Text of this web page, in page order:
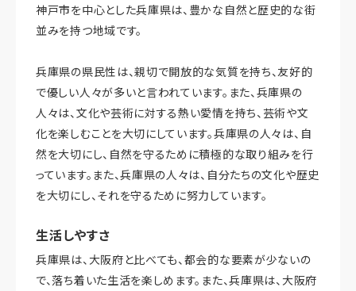
神戸市を中心とした兵庫県は、豊かな自然と歴史的な街
並みを持つ地域です。
兵庫県の県民性は、親切で開放的な気質を持ち、友好的
で優しい人々が多いと言われています。また、兵庫県の
人々は、文化や芸術に対する熱い愛情を持ち、芸術や文
化を楽しむことを大切にしています。兵庫県の人々は、自
然を大切にし、自然を守るために積極的な取り組みを行
っています。また、兵庫県の人々は、自分たちの文化や歴史
を大切にし、それを守るために努力しています。
生活しやすさ
兵庫県は、大阪府と比べても、都会的な要素が少ないの
で、落ち着いた生活を楽しめます。また、兵庫県は、大阪府